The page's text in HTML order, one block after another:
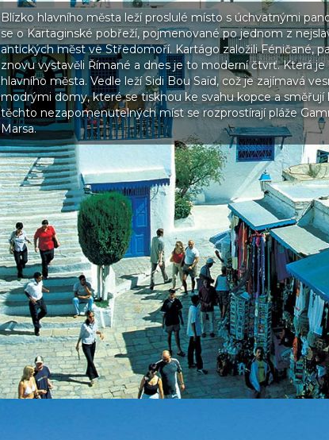
Blízko hlavního města leží proslulé místo s úchvatnými
se o Kartaginské pobřeží, pojmenované po jednom z
antických měst ve Středomoří. Kartágo založili Féničané,
znovu vystavěli Římané a dnes je to moderní čtvrť. Která je
hlavního města. Vedle leží Sidi Bou Saïd, což je zajímavá
modrými domy, které se tisknou ke svahu kopce a směřují
těchto nezapomenutelných míst se rozprostírají pláže
Marsa.